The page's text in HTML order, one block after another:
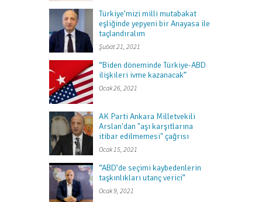
Türkiye’mizi milli mutabakat
eşliğinde yepyeni bir Anayasa ile
taçlandıralım
Şubat 21, 2021
“Biden döneminde Türkiye-ABD
ilişkileri ivme kazanacak”
Ocak 26, 2021
AK Parti Ankara Milletvekili
Arslan'dan "aşı karşıtlarına
itibar edilmemesi" çağrısı
Ocak 15, 2021
“ABD’de seçimi kaybedenlerin
taşkınlıkları utanç verici”
Ocak 9, 2021